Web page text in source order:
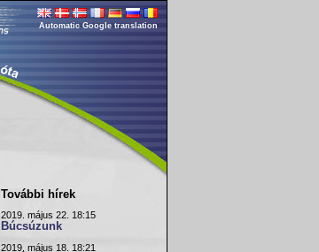
Automatic Google translation
További hírek
2019. május 22. 18:15
Búcsúzunk
2019. május 18. 18:21